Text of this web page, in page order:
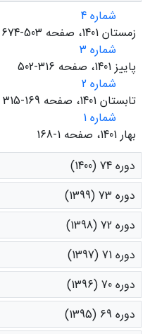
شماره 4
زمستان 1401، صفحه 503-674
شماره 3
پاییز 1401، صفحه 316-502
شماره 2
تابستان 1401، صفحه 169-315
شماره 1
بهار 1401، صفحه 1-168
دوره 74 (1400)
دوره 73 (1399)
دوره 72 (1398)
دوره 71 (1397)
دوره 70 (1396)
دوره 69 (1395)